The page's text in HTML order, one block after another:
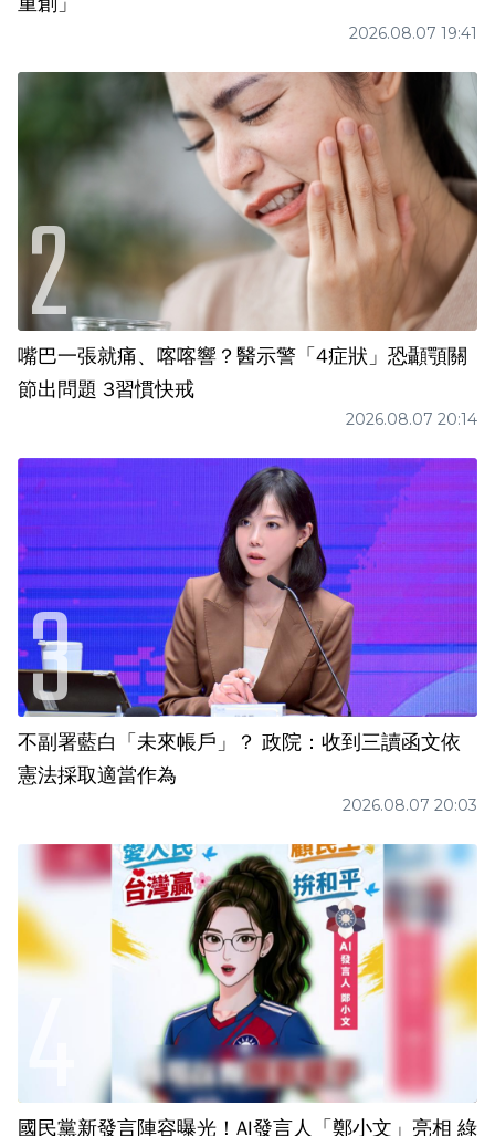
2026.08.07 19:41
嘴巴一張就痛、喀喀響？醫示警「4症狀」恐顳顎關
節出問題 3習慣快戒
2026.08.07 20:14
不副署藍白「未來帳戶」？ 政院：收到三讀函文依
憲法採取適當作為
2026.08.07 20:03
國民黨新發言陣容曝光！AI發言人「鄭小文」亮相 綠